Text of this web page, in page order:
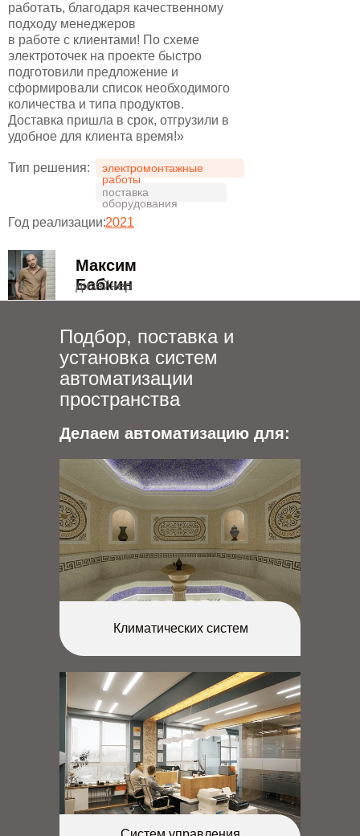
работать, благодаря качественному
подходу менеджеров
в работе с клиентами! По схеме
электроточек на проекте быстро
подготовили предложение и
сформировали список необходимого
количества и типа продуктов.
Доставка пришла в срок, отгрузили в
удобное для клиента время!»
Тип решения:
Год реализации:
электромонтажные
работы
поставка
оборудования
2021
Максим
Бабкин
дизайнер
Подбор, поставка и
установка систем
автоматизации
пространства
Делаем автоматизацию для:
Климатических систем